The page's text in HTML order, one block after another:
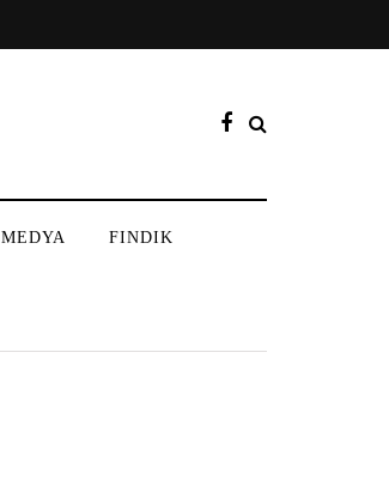
MEDYA FINDIK